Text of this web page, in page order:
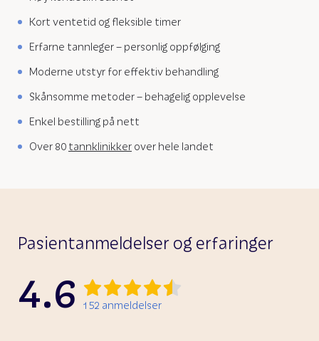
Kort ventetid og fleksible timer
Erfarne tannleger – personlig oppfølging
Moderne utstyr for effektiv behandling
Skånsomme metoder – behagelig opplevelse
Enkel bestilling på nett
Over 80 tannklinikker over hele landet
Pasientanmeldelser og erfaringer
4.6 152 anmeldelser